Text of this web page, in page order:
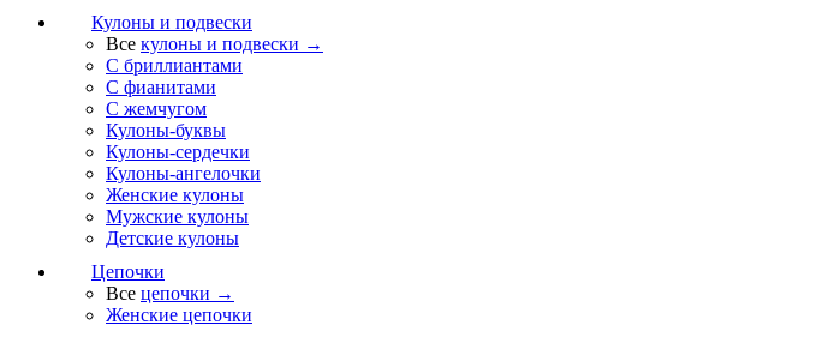
Кулоны и подвески
Все кулоны и подвески →
С бриллиантами
С фианитами
С жемчугом
Кулоны-буквы
Кулоны-сердечки
Кулоны-ангелочки
Женские кулоны
Мужские кулоны
Детские кулоны
Цепочки
Все цепочки →
Женские цепочки